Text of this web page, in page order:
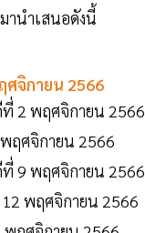
านำเสนอดังนี้
ศจิกายน 2566
2 พฤศจิกายน 2566
ฤศจิกายน 2566
9 พฤศจิกายน 2566
พฤศจิกายน 2566